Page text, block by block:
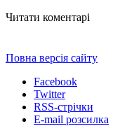
Читати коментарі
Повна версія сайту
Facebook
Twitter
RSS-стрічки
E-mail розсилка